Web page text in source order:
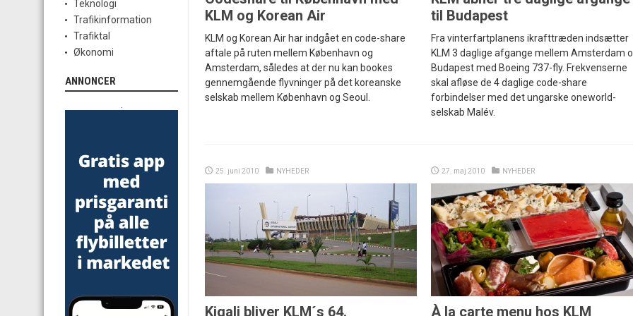
KLM og Korean Air
KLM og Korean Air har indgået en code-share
aftale på ruten mellem København og
Amsterdam, således at der nu kan bookes
gennemgående flyvninger på det koreanske
selskab mellem København og Seoul.
til Budapest
Fra vinterfartplanens ikrafttræden indsætter
KLM 3 daglige afgange mellem Amsterdam
Budapest med Boeing 737-fly. Frekvenserne
skal afløse de 4 daglige code-share
forbindelser med det ungarske oneworld-
selskab Malév.
25. juni 2010 NYHEDER
Kigali bliver KLM´s 64.
27. maj 2010 NYHEDER
À la carte menu hos KLM
Teknologi
Trafikinformation
Trafiktal
Økonomi
ANNONCER